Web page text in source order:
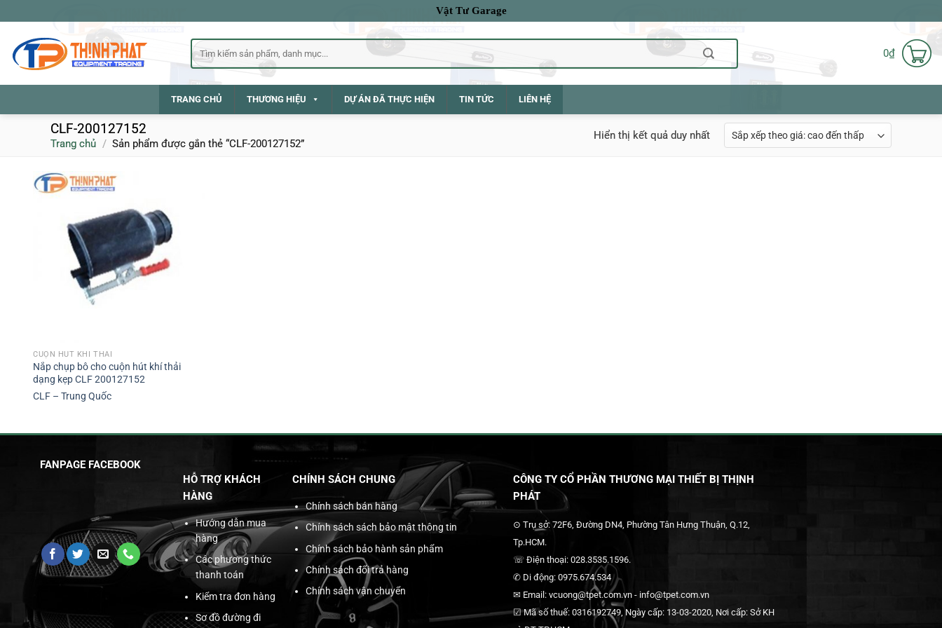
qua
dung
Vật Tư Garage
Tìm
kiếm:
0₫
TRANG CHỦ THƯƠNG HIỆU DỰ ÁN ĐÃ THỰC HIỆN TIN TỨC LIÊN HỆ
CLF-200127152
Trang chủ / Sản phẩm được gắn thẻ “CLF-200127152”
Hiển thị kết quả duy nhất
CUỘN HÚT KHÍ THẢI
Nắp chụp bô cho cuộn hút khí thải
dạng kẹp CLF 200127152
CLF – Trung Quốc
FANPAGE FACEBOOK
HỖ TRỢ KHÁCH
HÀNG
Hướng dẫn mua
hàng
Các phương thức
thanh toán
Kiểm tra đơn hàng
Sơ đồ đường đi
CHÍNH SÁCH CHUNG
Chính sách bán hàng
Chính sách sách bảo mật thông tin
Chính sách bảo hành sản phẩm
Chính sách đổi trả hàng
Chính sách vận chuyển
CÔNG TY CỔ PHẦN THƯƠNG MẠI THIẾT BỊ THỊNH
PHÁT
⊙ Trụ sở: 72F6, Đường DN4, Phường Tân Hưng Thuận, Q.12,
Tp.HCM.
☏ Điện thoại: 028.3535.1596.
✆ Di động: 0975.674.534
✉ Email: vcuong@tpet.com.vn - info@tpet.com.vn
☑ Mã số thuế: 0316192749, Ngày cấp: 13-03-2020, Nơi cấp: Sở KH